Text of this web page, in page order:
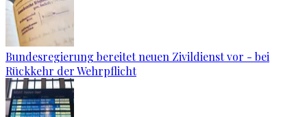
Bundesregierung bereitet neuen Zivildienst vor - bei
Rückkehr der Wehrpflicht